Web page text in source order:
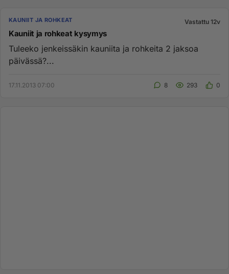
KAUNIIT JA ROHKEAT Vastattu 12v
Kauniit ja rohkeat kysymys
Tuleeko jenkeissäkin kauniita ja rohkeita 2 jaksoa
päivässä?...
17.11.2013 07:00 8 293 0